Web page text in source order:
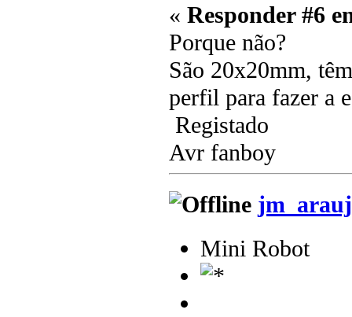
« Responder #6
Porque não?
São 20x20mm,
perfil para fazer a
Registado
Avr fanboy
Mini Robot